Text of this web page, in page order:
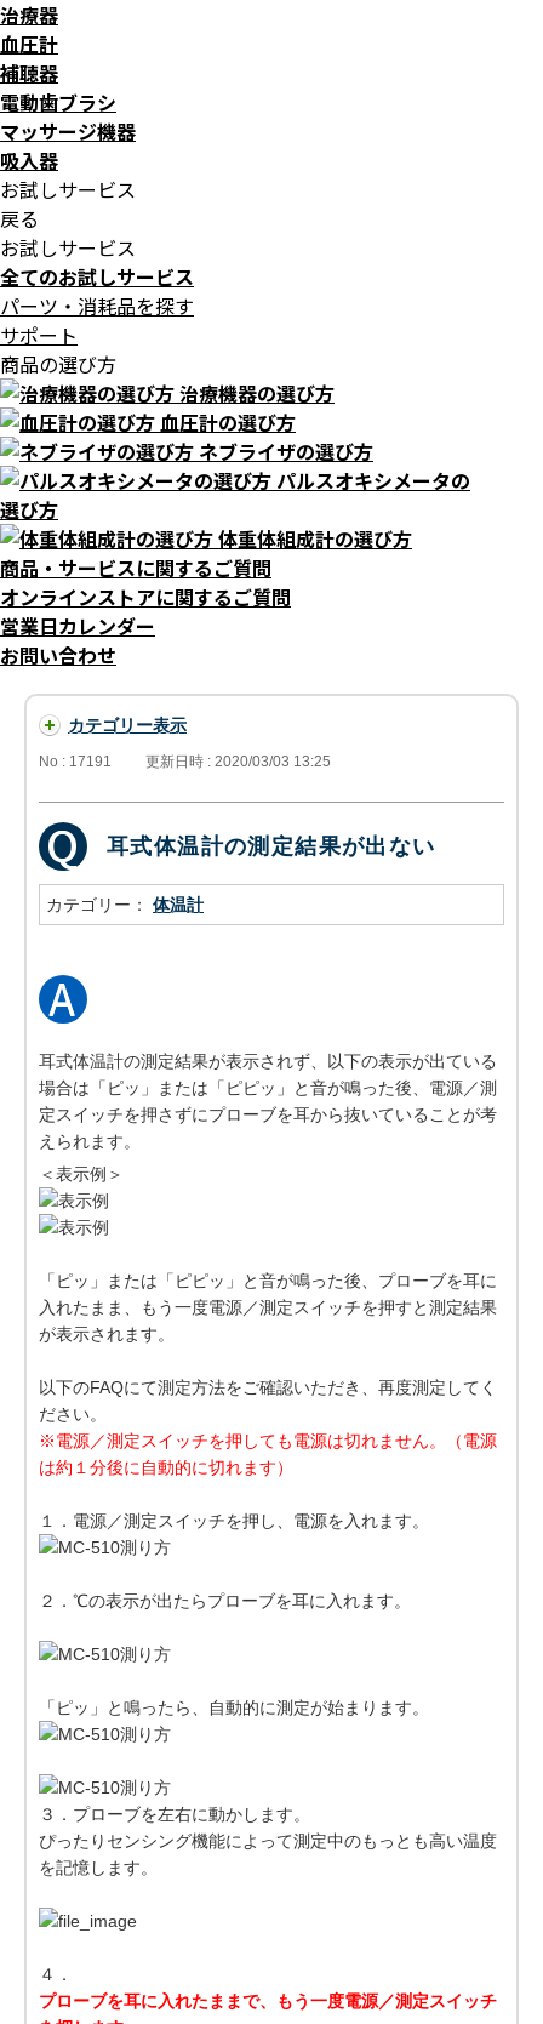
治療器
血圧計
補聴器
電動歯ブラシ
マッサージ機器
吸入器
お試しサービス
戻る
お試しサービス
全てのお試しサービス
パーツ・消耗品を探す
サポート
商品の選び方
治療機器の選び方
血圧計の選び方
ネブライザの選び方
パルスオキシメータの
選び方
体重体組成計の選び方
商品・サービスに関するご質問
オンラインストアに関するご質問
営業日カレンダー
お問い合わせ
カテゴリー表示
No : 17191 更新日時 : 2020/03/03 13:25
耳式体温計の測定結果が出ない
カテゴリー： 体温計
耳式体温計の測定結果が表示されず、以下の表示が出ている
場合は「ピッ」または「ピピッ」と音が鳴った後、電源／測
定スイッチを押さずにプローブを耳から抜いていることが考
えられます。
＜表示例＞
「ピッ」または「ピピッ」と音が鳴った後、プローブを耳に
入れたまま、もう一度電源／測定スイッチを押すと測定結果
が表示されます。
以下のFAQにて測定方法をご確認いただき、再度測定してく
ださい。
※電源／測定スイッチを押しても電源は切れません。（電源
は約１分後に自動的に切れます）
１．電源／測定スイッチを押し、電源を入れます。
２．℃の表示が出たらプローブを耳に入れます。
「ピッ」と鳴ったら、自動的に測定が始まります。
３．プローブを左右に動かします。
ぴったりセンシング機能によって測定中のもっとも高い温度
を記憶します。
４．
プローブを耳に入れたままで、もう一度電源／測定スイッチ